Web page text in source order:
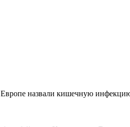
назвали кишечную